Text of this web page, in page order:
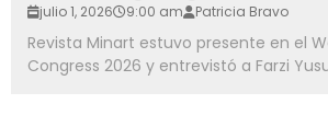
julio 1, 2026 9:00 am Patricia Bravo
Revista Minart estuvo presente en el
Congress 2026 y entrevistó a Farzi